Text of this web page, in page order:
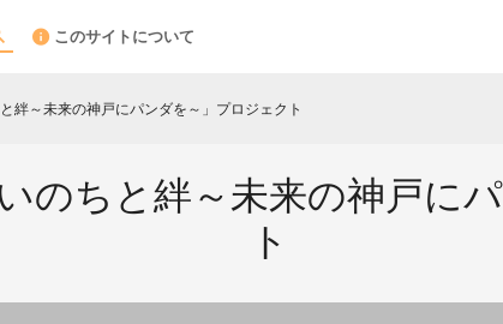
このサイトについて
絆～未来の神戸にパンダを～」プロジェクト
のちと絆～未来の神戸に
ト